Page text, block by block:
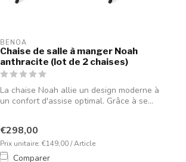
BENOA
Chaise de salle à manger Noah
anthracite (lot de 2 chaises)
La chaise Noah allie un design moderne à
un confort d'assise optimal. Grâce à se...
€298,00
Prix unitaire: €149,00 / Article
Comparer